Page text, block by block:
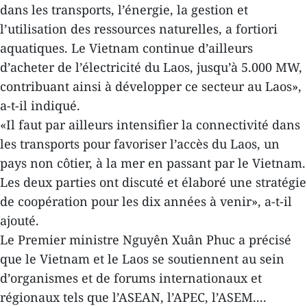
dans les transports, l’énergie, la gestion et
l’utilisation des ressources naturelles, a fortiori
aquatiques. Le Vietnam continue d’ailleurs
d’acheter de l’électricité du Laos, jusqu’à 5.000 MW,
contribuant ainsi à développer ce secteur au Laos»,
a-t-il indiqué.
«Il faut par ailleurs intensifier la connectivité dans
les transports pour favoriser l’accès du Laos, un
pays non côtier, à la mer en passant par le Vietnam.
Les deux parties ont discuté et élaboré une stratégie
de coopération pour les dix années à venir», a-t-il
ajouté.
Le Premier ministre Nguyên Xuân Phuc a précisé
que le Vietnam et le Laos se soutiennent au sein
d’organismes et de forums internationaux et
régionaux tels que l’ASEAN, l’APEC, l’ASEM....